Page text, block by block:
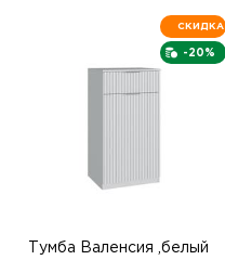
-20%
СКИДКА
Тумба Валенсия ,белый